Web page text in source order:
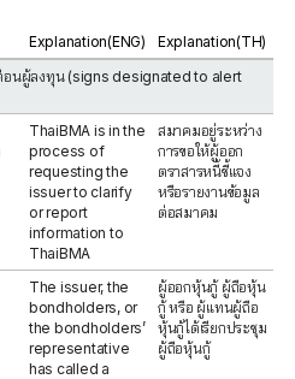
Explanation(ENG)
Explanation(TH)
ตือนผู้ลงทุน (signs designated to alert
ThaiBMA is in the
process of
requesting the
issuer to clarify
or report
information to
ThaiBMA
สมาคมอยู่ระหว่าง
การขอให้ผู้ออก
ตราสารหนี้ชี้แจง
หรือรายงานข้อมูล
ต่อสมาคม
The issuer, the
bondholders, or
the bondholders’
representative
has called a
ผู้ออกหุ้นกู้ ผู้ถือหุ้น
กู้ หรือ ผู้แทนผู้ถือ
หุ้นกู้ได้เรียกประชุม
ผู้ถือหุ้นกู้